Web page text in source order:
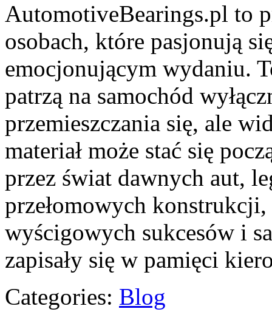
AutomotiveBearings.pl to
osobach, które pasjonują
emocjonującym wydaniu.
patrzą na samochód
przemieszczania się, ale
materiał może stać się
przez świat dawnych aut,
przełomowych
wyścigowych sukcesów i
zapisały się w pamięci
Categories: Blog